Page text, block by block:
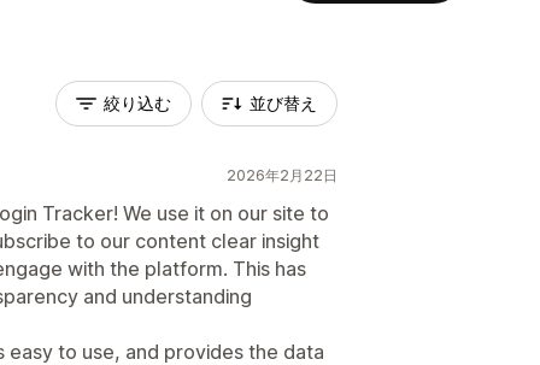
絞り込む 並び替え
2026年2月22日
Tracker! We use it on our site to
to our content clear insight
with the platform. This has
and understanding
to use, and provides the data